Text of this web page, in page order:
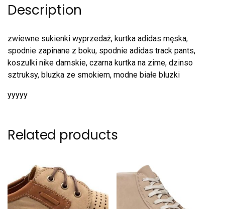
Description
zwiewne sukienki wyprzedaż, kurtka adidas męska,
spodnie zapinane z boku, spodnie adidas track pants,
koszulki nike damskie, czarna kurtka na zime, dzinso
sztruksy, bluzka ze smokiem, modne białe bluzki
yyyyy
Related products